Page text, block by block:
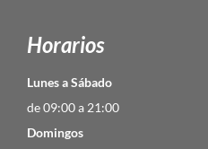
Horarios
Lunes a Sábado
de 09:00 a 21:00
Domingos